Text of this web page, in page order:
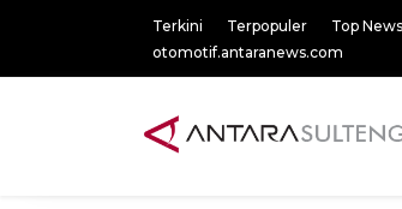
Terkini Terpopuler Top News
otomotif.antaranews.com